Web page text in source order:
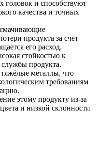
головок и способствуют
качества и точных
продукта за счет
его расход.
стойкостью к
продукта.
металлы, что
требованиям
этому продукту из-за
и низкой склонности